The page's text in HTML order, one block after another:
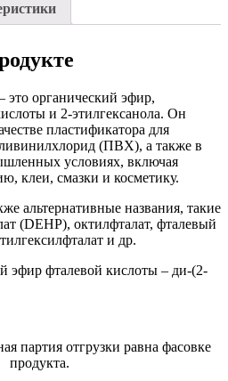
это органический эфир,
и 2-этилгексанола. Он
пластификатора для
(ПВХ), а также в
условиях, включая
клеи, смазки и косметику.
альтернативные названия, такие
(DEHP), октилфталат, фталевый
и др.
эфир фталевой кислоты – ди-(2-
партия отгрузки равна фасовке
продукта.